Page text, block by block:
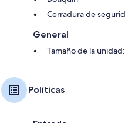
Cerradura de
General
Tamaño de la
Políticas